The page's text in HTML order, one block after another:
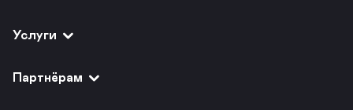
Услуги
Партнёрам